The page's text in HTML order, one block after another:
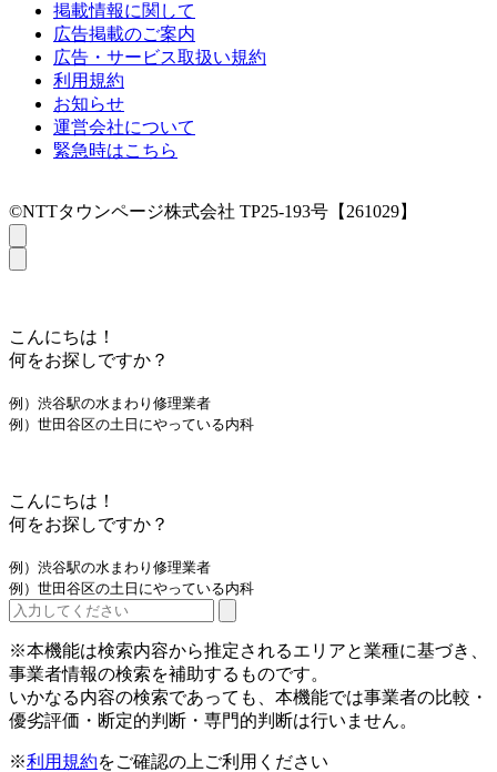
掲載情報に関して
広告掲載のご案内
広告・サービス取扱い規約
利用規約
お知らせ
運営会社について
緊急時はこちら
©NTTタウンページ株式会社 TP25-193号【261029】
こんにちは！
何をお探しですか？
例）渋谷駅の水まわり修理業者
例）世田谷区の土日にやっている内科
こんにちは！
何をお探しですか？
例）渋谷駅の水まわり修理業者
例）世田谷区の土日にやっている内科
※本機能は検索内容から推定されるエリアと業種に基づき、
事業者情報の検索を補助するものです。
いかなる内容の検索であっても、本機能では事業者の比較・
優劣評価・断定的判断・専門的判断は行いません。
※利用規約をご確認の上ご利用ください